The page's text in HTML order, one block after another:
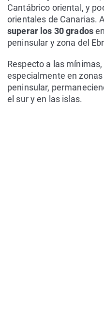
Cantábrico oriental, y
orientales de Canarias.
superar los 30 grados
peninsular y zona del
Respecto a las
especialmente en
peninsular,
el sur y en las islas.